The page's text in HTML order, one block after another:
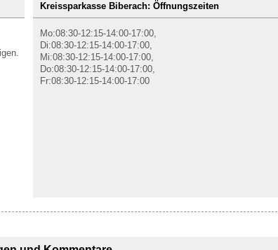
Kreissparkasse Biberach: Öffnungszeiten
Mo:08:30-12:15-14:00-17:00,
Di:08:30-12:15-14:00-17:00,
Mi:08:30-12:15-14:00-17:00,
Do:08:30-12:15-14:00-17:00,
Fr:08:30-12:15-14:00-17:00